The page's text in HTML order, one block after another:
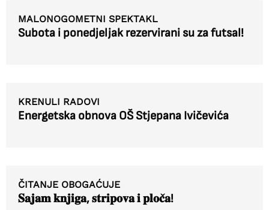
MALONOGOMETNI SPEKTAKL
Subota i ponedjeljak rezervirani su za futsal!
KRENULI RADOVI
Energetska obnova OŠ Stjepana Ivičevića
ČITANJE OBOGAĆUJE
𝐒𝐚𝐣𝐚𝐦 𝐤𝐧𝐣𝐢𝐠𝐚, 𝐬𝐭𝐫𝐢𝐩𝐨𝐯𝐚 𝐢 𝐩𝐥𝐨𝐜̌𝐚!